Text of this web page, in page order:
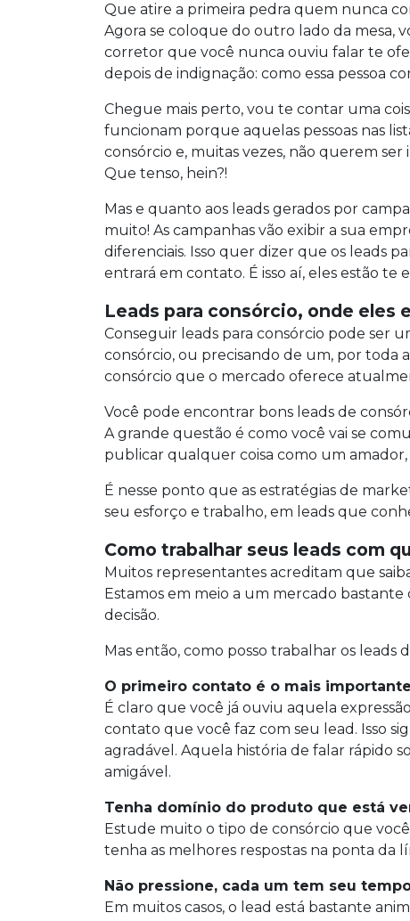
Que atire a primeira pedra quem nunca
Agora se coloque do outro lado da mesa,
corretor que você nunca ouviu falar te
depois de indignação: como essa pessoa
Chegue mais perto, vou te contar uma
funcionam porque aquelas pessoas nas
consórcio e, muitas vezes, não querem ser
Que tenso, hein?!
Mas e quanto aos leads gerados por
muito! As campanhas vão exibir a sua
diferenciais. Isso quer dizer que os leads
entrará em contato. É isso aí, eles estão te
Leads para consórcio, onde eles
Conseguir leads para consórcio pode ser
consórcio, ou precisando de um, por toda
consórcio que o mercado oferece
Você pode encontrar bons leads de
A grande questão é como você vai se
publicar qualquer coisa como um amador,
É nesse ponto que as estratégias de
seu esforço e trabalho, em leads que
Como trabalhar seus leads com
Muitos representantes acreditam que
Estamos em meio a um mercado
decisão.
Mas então, como posso trabalhar os leads
O primeiro contato é o mais importante
É claro que você já ouviu aquela
contato que você faz com seu lead. Isso
agradável. Aquela história de falar rápido
amigável.
Tenha domínio do produto que está
Estude muito o tipo de consórcio que
tenha as melhores respostas na ponta da
Não pressione, cada um tem seu
Em muitos casos, o lead está bastante